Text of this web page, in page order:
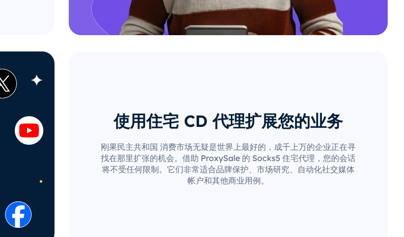
使用住宅 CD 代理扩展您的业务
刚果民主共和国 消费市场无疑是世界上最好的，成千上万的企业正在寻
找在那里扩张的机会。借助 ProxySale 的 Socks5 住宅代理，您的会话
将不受任何限制。它们非常适合品牌保护、市场研究、自动化社交媒体
帐户和其他商业用例。